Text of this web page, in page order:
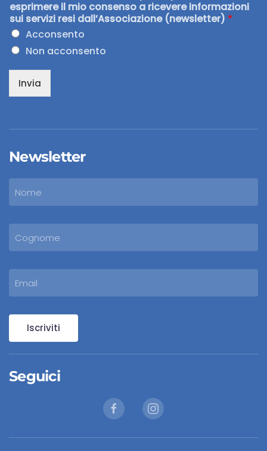
esprimere il mio consenso a ricevere informazioni
sui servizi resi dall’Associazione (newsletter) *
Acconsento
Non acconsento
Invia
Newsletter
Iscriviti
Seguici